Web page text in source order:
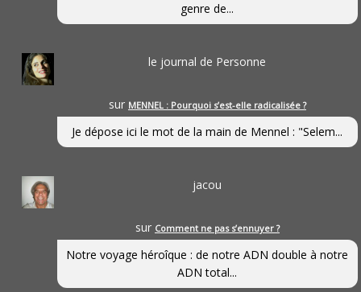
genre de...
le journal de Personne
sur MENNEL : Pourquoi s’est-elle radicalisée ?
Je dépose ici le mot de la main de Mennel : "Selem...
jacou
sur Comment ne pas s’ennuyer ?
Notre voyage héroîque : de notre ADN double à notre
ADN total...